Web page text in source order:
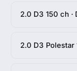
2.0 D3 150 ch ·
2.0 D3 Polestar